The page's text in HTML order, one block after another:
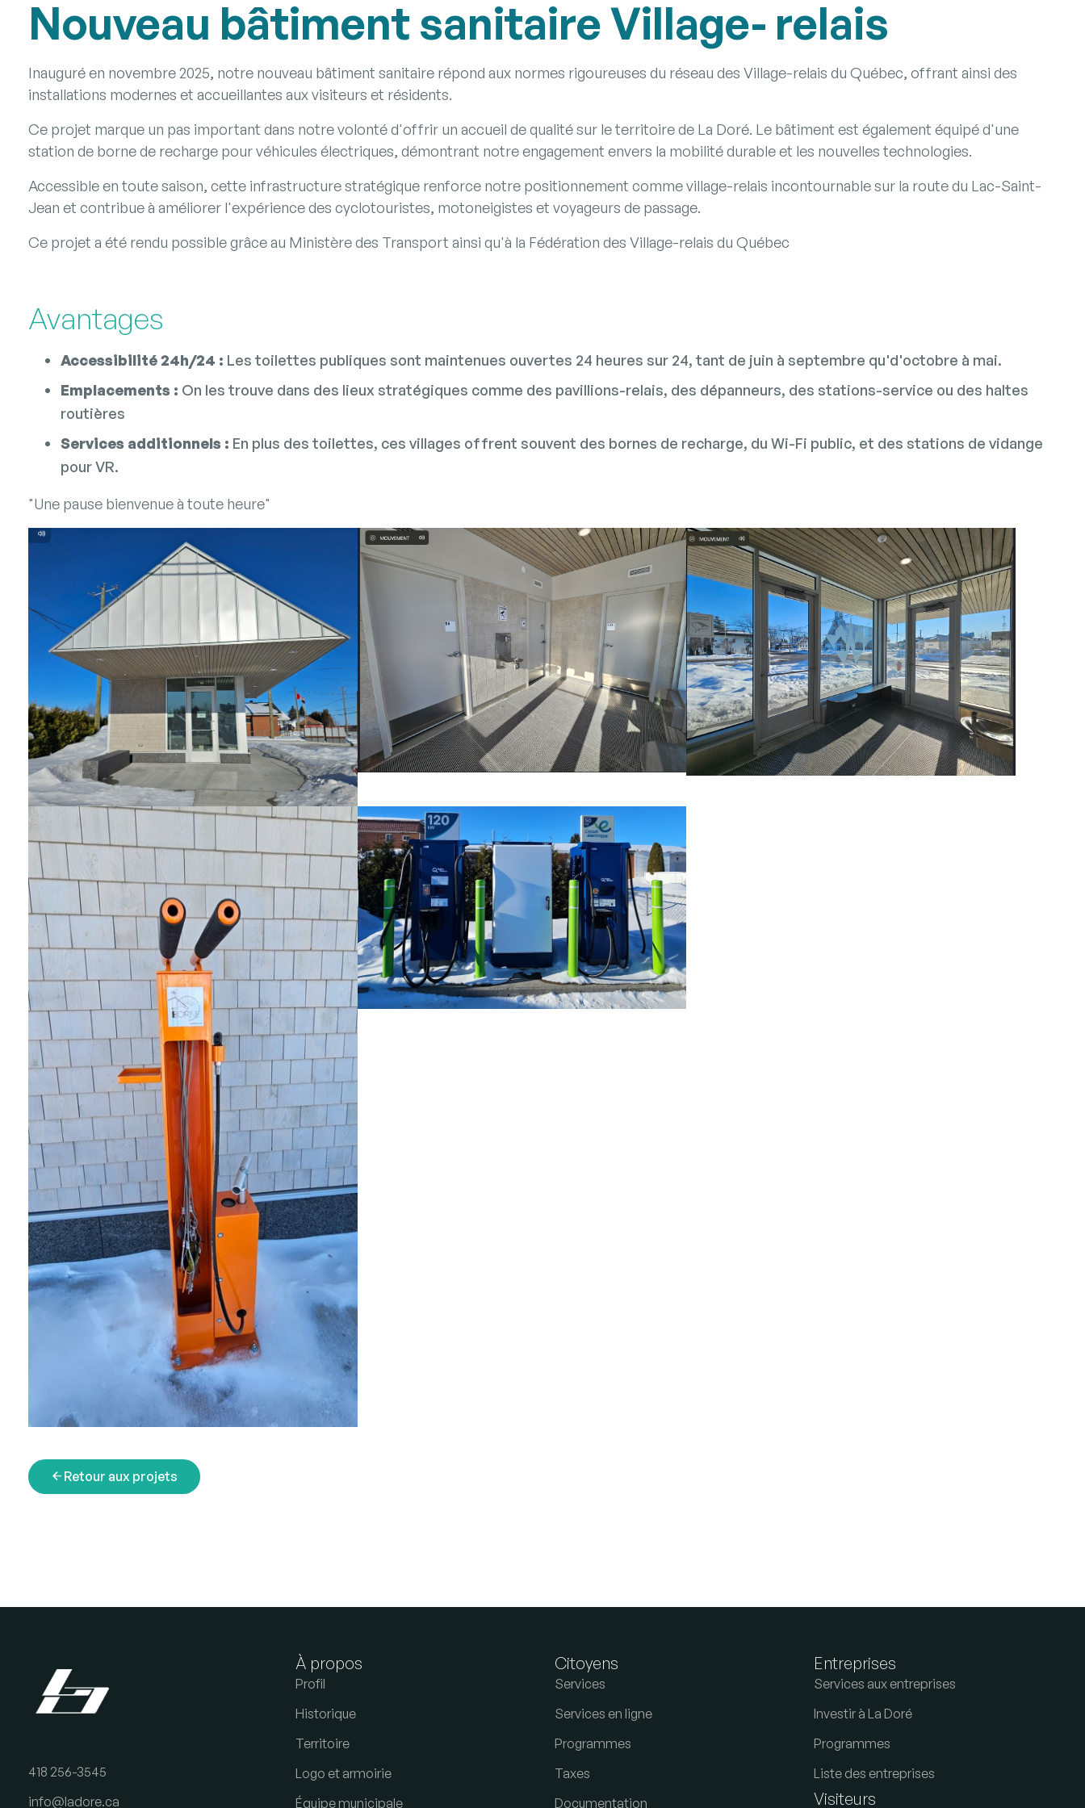
Nouveau bâtiment sanitaire Village- relais
Inauguré en novembre 2025, notre nouveau bâtiment sanitaire répond aux normes rigoureuses du réseau des Village-relais du Québec, offrant ainsi des
installations modernes et accueillantes aux visiteurs et résidents.
Ce projet marque un pas important dans notre volonté d'offrir un accueil de qualité sur le territoire de La Doré. Le bâtiment est également équipé d'une
station de borne de recharge pour véhicules électriques, démontrant notre engagement envers la mobilité durable et les nouvelles technologies.
Accessible en toute saison, cette infrastructure stratégique renforce notre positionnement comme village-relais incontournable sur la route du Lac-Saint-
Jean et contribue à améliorer l'expérience des cyclotouristes, motoneigistes et voyageurs de passage.
Ce projet a été rendu possible grâce au Ministère des Transport ainsi qu'à la Fédération des Village-relais du Québec
Avantages
Accessibilité 24h/24 : Les toilettes publiques sont maintenues ouvertes 24 heures sur 24, tant de juin à septembre qu'd'octobre à mai.
Emplacements : On les trouve dans des lieux stratégiques comme des pavillions-relais, des dépanneurs, des stations-service ou des haltes
routières
Services additionnels : En plus des toilettes, ces villages offrent souvent des bornes de recharge, du Wi-Fi public, et des stations de vidange
pour VR.
"Une pause bienvenue à toute heure"
arrow_back Retour aux projets
418 256-3545
info@ladore.ca
À propos
Profil
Historique
Territoire
Logo et armoirie
Équipe municipale
Citoyens
Services
Services en ligne
Programmes
Taxes
Documentation
Entreprises
Services aux entreprises
Investir à La Doré
Programmes
Liste des entreprises
Visiteurs